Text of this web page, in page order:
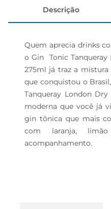
Descrição
Quem aprecia drinks
o Gin  Tonic
275ml já traz a
que conquistou o
Tanqueray London
moderna que você já
gin tônica que mais
com laranja,
acompanhamento.